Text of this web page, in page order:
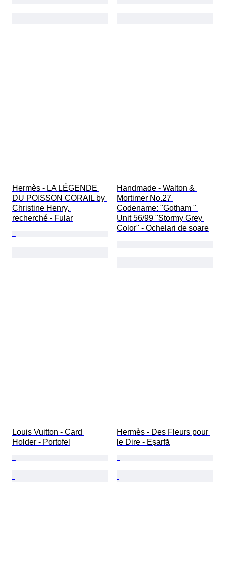
Hermès - LA LÉGENDE
DU POISSON CORAIL by
Christine Henry,
recherché - Fular
Handmade - Walton &
Mortimer No.27
Codename: "Gotham "
Unit 56/99 "Stormy Grey
Color" - Ochelari de soare
Louis Vuitton - Card
Holder - Portofel
Hermès - Des Fleurs pour
le Dire - Eșarfă